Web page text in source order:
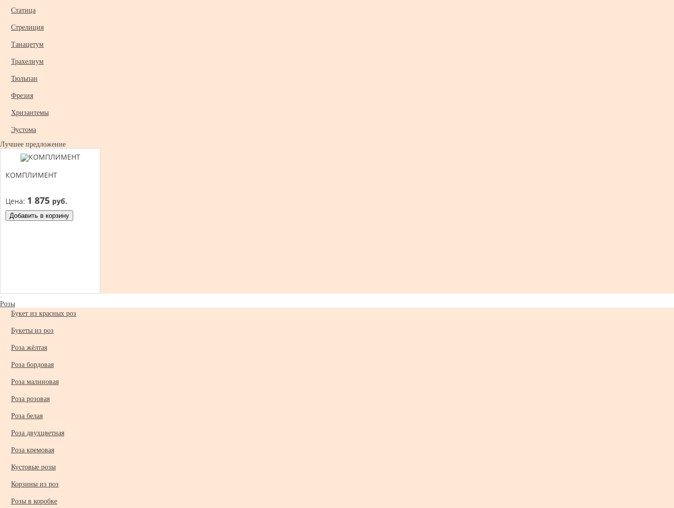
Статица
Стрелиция
Танацетум
Трахелиум
Тюльпан
Фрезия
Хризантемы
Эустома
Лучшее предложение
КОМПЛИМЕНТ
Цена: 1 875 руб.
Добавить в корзину
·
Розы
Букет из красных роз
Букеты из роз
Роза жёлтая
Роза бордовая
Роза малиновая
Роза розовая
Роза белая
Роза двухцветная
Роза кремовая
Кустовые розы
Корзины из роз
Розы в коробке